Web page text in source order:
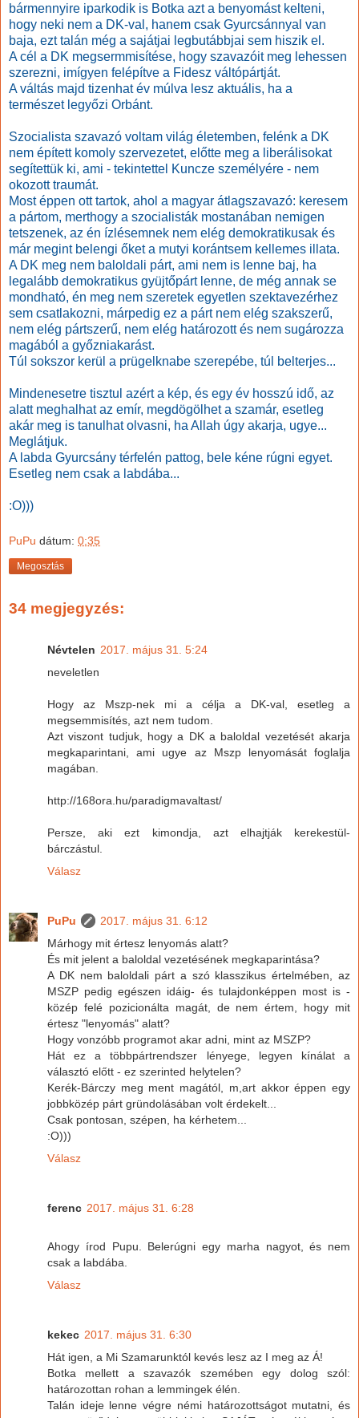
bármennyire iparkodik is Botka azt a benyomást kelteni,
hogy neki nem a DK-val, hanem csak Gyurcsánnyal van
baja, ezt talán még a sajátjai legbutábbjai sem hiszik el.
A cél a DK megsermmisítése, hogy szavazóit meg lehessen
szerezni, imígyen felépítve a Fidesz váltópártját.
A váltás majd tizenhat év múlva lesz aktuális, ha a
természet legyőzi Orbánt.
Szocialista szavazó voltam világ életemben, felénk a DK
nem épített komoly szervezetet, előtte meg a liberálisokat
segítettük ki, ami - tekintettel Kuncze személyére - nem
okozott traumát.
Most éppen ott tartok, ahol a magyar átlagszavazó: keresem
a pártom, merthogy a szocialisták mostanában nemigen
tetszenek, az én ízlésemnek nem elég demokratikusak és
már megint belengi őket a mutyi korántsem kellemes illata.
A DK meg nem baloldali párt, ami nem is lenne baj, ha
legalább demokratikus gyüjtőpárt lenne, de még annak se
mondható, én meg nem szeretek egyetlen szektavezérhez
sem csatlakozni, márpedig ez a párt nem elég szakszerű,
nem elég pártszerű, nem elég határozott és nem sugározza
magából a győzniakarást.
Túl sokszor kerül a prügelknabe szerepébe, túl belterjes...
Mindenesetre tisztul azért a kép, és egy év hosszú idő, az
alatt meghalhat az emír, megdögölhet a szamár, esetleg
akár meg is tanulhat olvasni, ha Allah úgy akarja, ugye...
Meglátjuk.
A labda Gyurcsány térfelén pattog, bele kéne rúgni egyet.
Esetleg nem csak a labdába...
:O)))
PuPu dátum: 0:35
Megosztás
34 megjegyzés:
Névtelen 2017. május 31. 5:24
neveletlen
Hogy az Mszp-nek mi a célja a DK-val, esetleg a
megsemmisítés, azt nem tudom.
Azt viszont tudjuk, hogy a DK a baloldal vezetését akarja
megkaparintani, ami ugye az Mszp lenyomását foglalja
magában.
http://168ora.hu/paradigmavaltast/
Persze, aki ezt kimondja, azt elhajtják kerekestül-
bárczástul.
Válasz
PuPu
2017. május 31. 6:12
Márhogy mit értesz lenyomás alatt?
És mit jelent a baloldal vezetésének megkaparintása?
A DK nem baloldali párt a szó klasszikus értelmében, az
MSZP pedig egészen idáig- és tulajdonképpen most is -
közép felé pozicionálta magát, de nem értem, hogy mit
értesz "lenyomás" alatt?
Hogy vonzóbb programot akar adni, mint az MSZP?
Hát ez a többpártrendszer lényege, legyen kínálat a
választó előtt - ez szerinted helytelen?
Kerék-Bárczy meg ment magától, m,art akkor éppen egy
jobbközép párt gründolásában volt érdekelt...
Csak pontosan, szépen, ha kérhetem...
:O)))
Válasz
ferenc 2017. május 31. 6:28
Ahogy írod Pupu. Belerúgni egy marha nagyot, és nem
csak a labdába.
Válasz
kekec 2017. május 31. 6:30
Hát igen, a Mi Szamarunktól kevés lesz az I meg az Á!
Botka mellett a szavazók szemében egy dolog szól:
határozottan rohan a lemmingek élén.
Talán ideje lenne végre némi határozottságot mutatni, és